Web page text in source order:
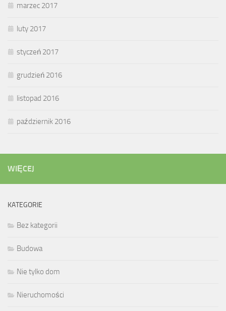
marzec 2017
luty 2017
styczeń 2017
grudzień 2016
listopad 2016
październik 2016
WIĘCEJ
KATEGORIE
Bez kategorii
Budowa
Nie tylko dom
Nieruchomości